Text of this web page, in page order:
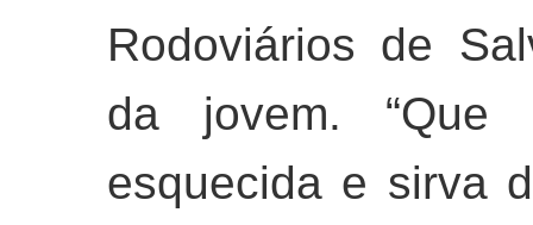
Rodoviários de
da jovem.
esquecida e sirva